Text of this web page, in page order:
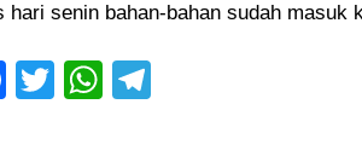
hari senin bahan-bahan sudah masuk
Facebook
TwitterWhatsApp